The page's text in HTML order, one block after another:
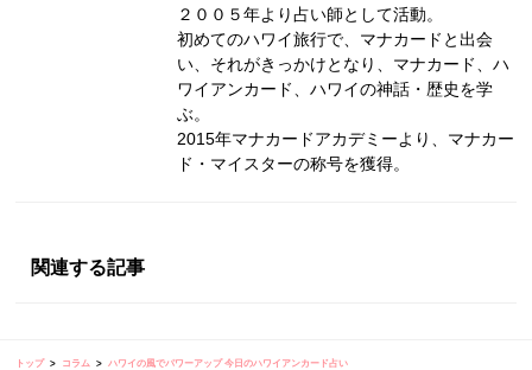
２００５年より占い師として活動。
初めてのハワイ旅行で、マナカードと出会
い、それがきっかけとなり、マナカード、ハ
ワイアンカード、ハワイの神話・歴史を学
ぶ。
2015年マナカードアカデミーより、マナカー
ド・マイスターの称号を獲得。
関連する記事
トップ コラム
ハワイの風でパワーアップ 今日のハワイアンカード占い